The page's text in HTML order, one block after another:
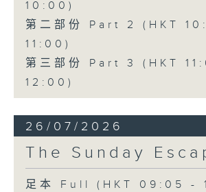
10:00)
第二部份 Part 2 (HKT
11:00)
第三部份 Part 3 (HKT
12:00)
26/07/2026
The Sunday
足本 Full (HKT 09:05 -